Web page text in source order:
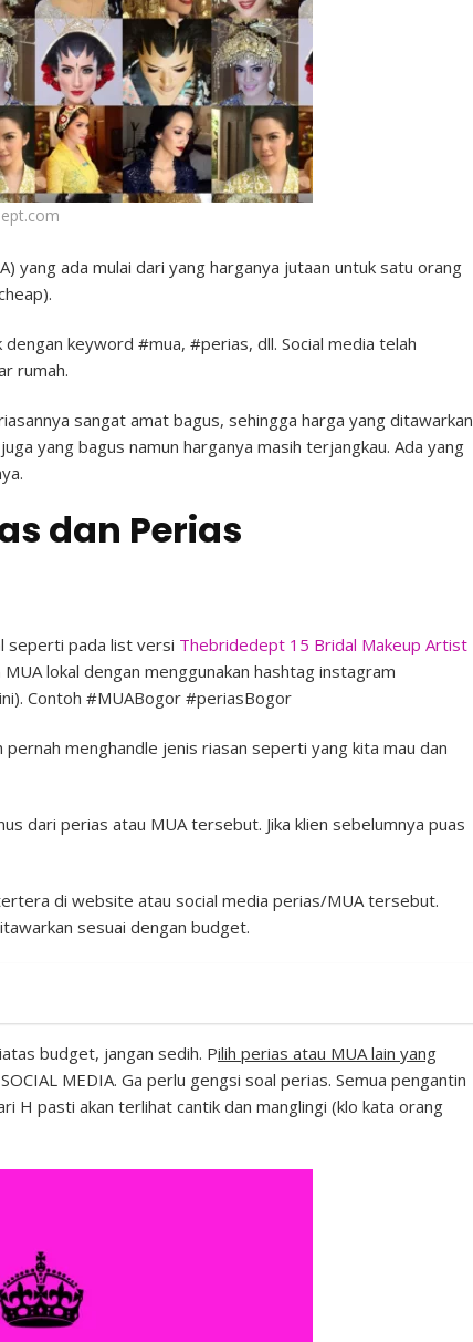
yang ada mulai dari yang harganya jutaan untuk satu orang
keyword #mua, #perias, dll. Social media telah
rumah.
sangat amat bagus, sehingga harga yang ditawarkan
yang bagus namun harganya masih terjangkau. Ada yang
dan Perias
seperti pada list versi Thebridedept 15 Bridal Makeup Artist
lokal dengan menggunakan hashtag instagram
Contoh #MUABogor #periasBogor
menghandle jenis riasan seperti yang kita mau dan
dari perias atau MUA tersebut. Jika klien sebelumnya puas
di website atau social media perias/MUA tersebut.
sesuai dengan budget.
budget, jangan sedih. Pilih perias atau MUA lain yang
SOCIAL MEDIA. Ga perlu gengsi soal perias. Semua pengantin
H pasti akan terlihat cantik dan manglingi (klo kata orang